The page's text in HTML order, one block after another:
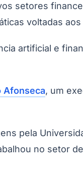
setores
voltadas
artificial e
Afonseca, um
pela
no setor